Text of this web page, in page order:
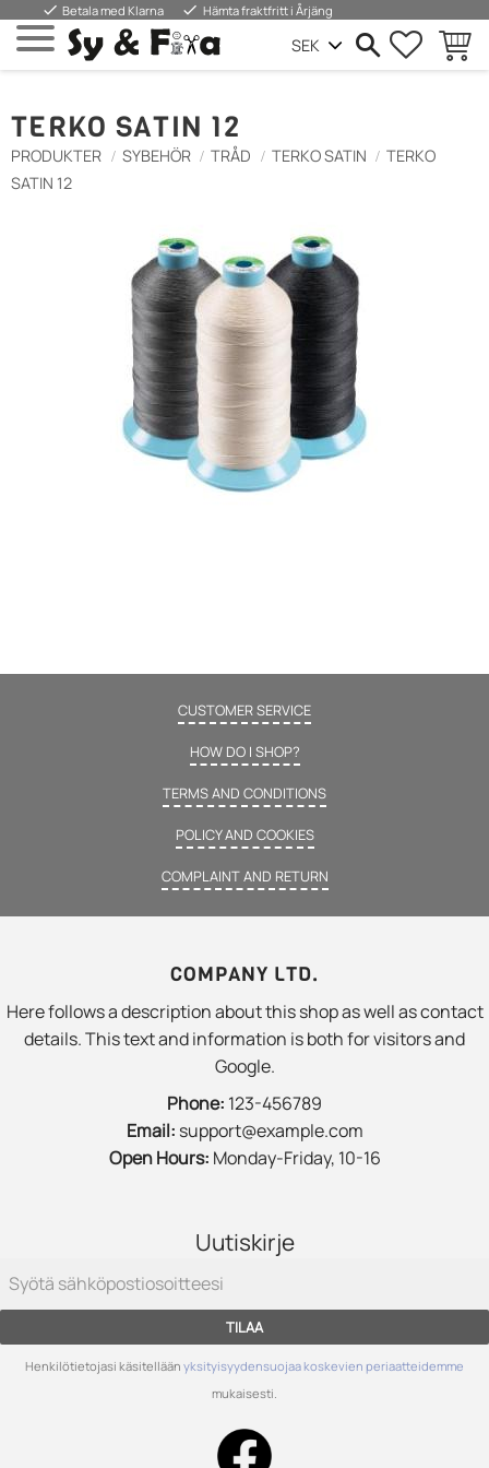
Valikko
done Betala med Klarna done Hämta fraktfritt i Årjäng
SUOSIKIT
TERKO SATIN 12
PRODUKTER SYBEHÖR TRÅD TERKO SATIN
TERKO
SATIN 12
CUSTOMER SERVICE
HOW DO I SHOP?
TERMS AND CONDITIONS
POLICY AND COOKIES
COMPLAINT AND RETURN
COMPANY LTD.
Here follows a description about this shop as well as contact
details. This text and information is both for visitors and
Google.
Phone: 123-456789
Email: support@example.com
Open Hours: Monday-Friday, 10-16
Uutiskirje
TILAA
Henkilötietojasi käsitellään yksityisyydensuojaa koskevien periaatteidemme
mukaisesti.